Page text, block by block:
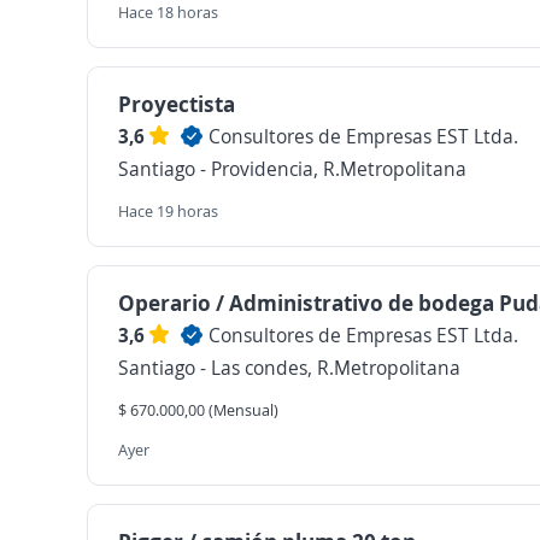
Hace 18 horas
Proyectista
3,6
Consultores de Empresas EST Ltda.
Santiago - Providencia, R.Metropolitana
Hace 19 horas
Operario / Administrativo de bodega
3,6
Consultores de Empresas EST Ltda.
Santiago - Las condes, R.Metropolitana
$ 670.000,00 (Mensual)
Ayer